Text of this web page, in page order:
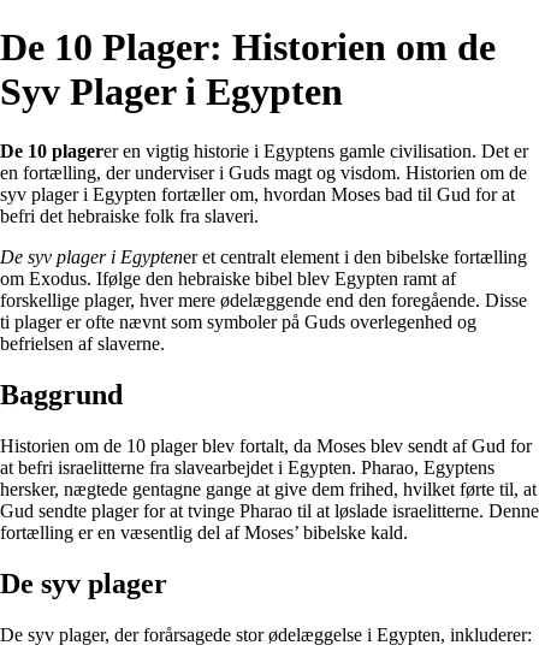
De 10 Plager: Historien om de
Syv Plager i Egypten
De 10 plagerer en vigtig historie i Egyptens gamle civilisation. Det er
en fortælling, der underviser i Guds magt og visdom. Historien om de
syv plager i Egypten fortæller om, hvordan Moses bad til Gud for at
befri det hebraiske folk fra slaveri.
De syv plager i Egyptener et centralt element i den bibelske fortælling
om Exodus. Ifølge den hebraiske bibel blev Egypten ramt af
forskellige plager, hver mere ødelæggende end den foregående. Disse
ti plager er ofte nævnt som symboler på Guds overlegenhed og
befrielsen af slaverne.
Baggrund
Historien om de 10 plager blev fortalt, da Moses blev sendt af Gud for
at befri israelitterne fra slavearbejdet i Egypten. Pharao, Egyptens
hersker, nægtede gentagne gange at give dem frihed, hvilket førte til, at
Gud sendte plager for at tvinge Pharao til at løslade israelitterne. Denne
fortælling er en væsentlig del af Moses’ bibelske kald.
De syv plager
De syv plager, der forårsagede stor ødelæggelse i Egypten, inkluderer: